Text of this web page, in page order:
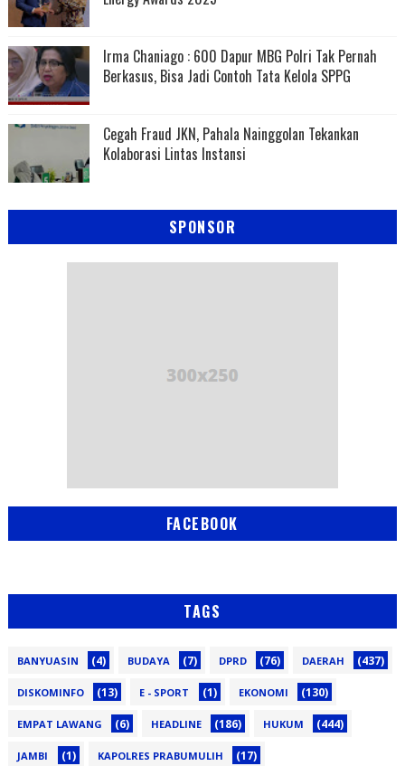
Irma Chaniago : 600 Dapur MBG Polri Tak Pernah
Berkasus, Bisa Jadi Contoh Tata Kelola SPPG
Cegah Fraud JKN, Pahala Nainggolan Tekankan
Kolaborasi Lintas Instansi
SPONSOR
FACEBOOK
TAGS
BANYUASIN (4) BUDAYA (7) DPRD (76) DAERAH (437)
DISKOMINFO (13) E - SPORT (1) EKONOMI (130)
EMPAT LAWANG (6) HEADLINE (186) HUKUM (444)
JAMBI (1) KAPOLRES PRABUMULIH (17)